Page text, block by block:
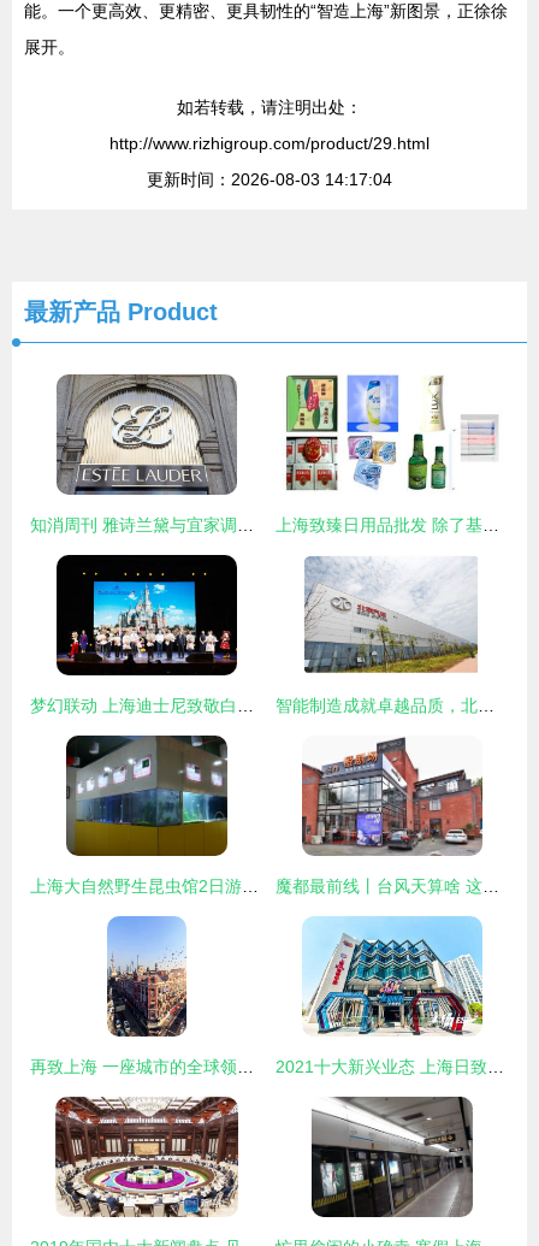
能。一个更高效、更精密、更具韧性的“智造上海”新图景，正徐徐
展开。
如若转载，请注明出处：
http://www.rizhigroup.com/product/29.html
更新时间：2026-08-03 14:17:04
最新产品 Product